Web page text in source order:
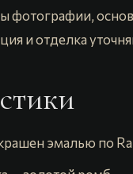
фотографии,
и отделка
эмалью по